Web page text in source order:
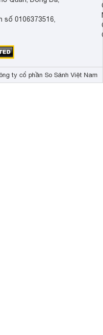
số 0106373516,
ty cổ phần So Sánh Việt Nam